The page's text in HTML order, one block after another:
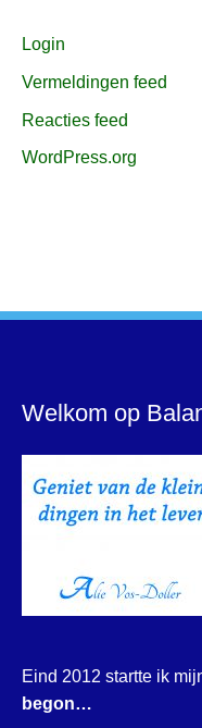
Login
Vermeldingen feed
Reacties feed
WordPress.org
Welkom op
Eind 2012 startte ik
begon…